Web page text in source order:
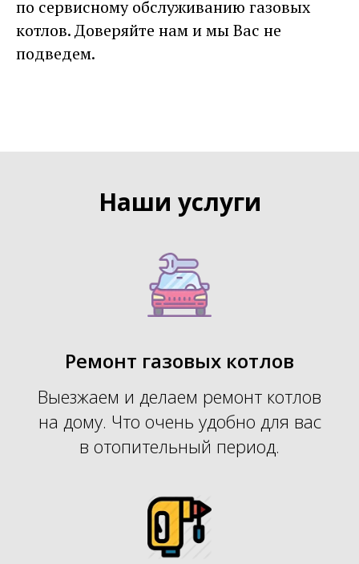
по сервисному обслуживанию газовых
котлов. Доверяйте нам и мы Вас не
подведем.
Наши услуги
Ремонт газовых котлов
Выезжаем и делаем ремонт котлов
на дому. Что очень удобно для вас
в отопительный период.